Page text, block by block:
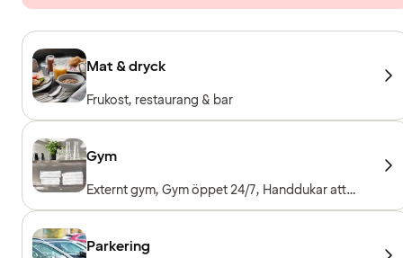
Mat & dryck
Frukost, restaurang & bar
Gym
Externt gym, Gym öppet 24/7, Handdukar att
låna, Träningsmaskiner, Konditionsmaskiner, Fria
Parkering